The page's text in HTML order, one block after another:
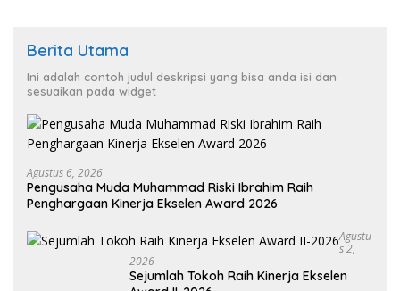
Berita Utama
Ini adalah contoh judul deskripsi yang bisa anda isi dan
sesuaikan pada widget
Agustus 6, 2026
Pengusaha Muda Muhammad Riski Ibrahim Raih
Penghargaan Kinerja Ekselen Award 2026
Agustu
S 2,
2026
Sejumlah Tokoh Raih Kinerja Ekselen